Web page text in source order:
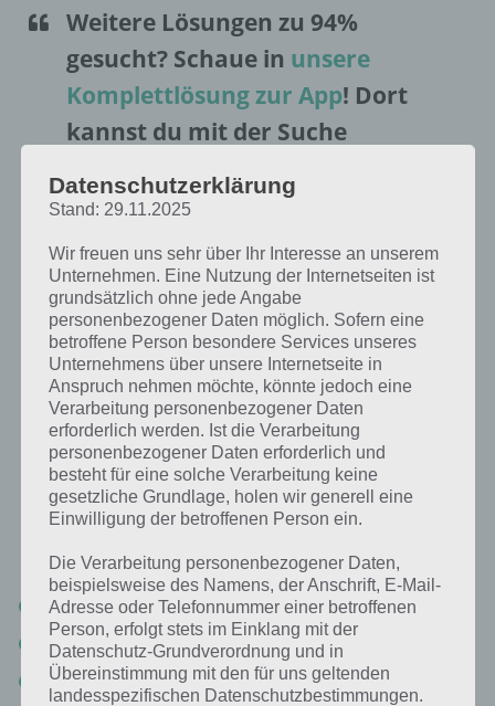
Weitere Lösungen zu 94%
gesucht? Schaue in unsere
Komplettlösung zur App! Dort
kannst du mit der Suche
Lösungen der über 100 Level
finden!
Da die Reihenfolge der Level in 94% bei jedem Spieler anders sind,
findest du nachfolgend die 94% Lösung zum Sachverhalt “Bild:
Wassergymnastik”.
Bild Wassergymnastik: Lösung für 94%
Nachfolgend findest du alle richtigen Antworten zum Sachverhalt
Bild: Wassergymnastik in der App 94%. Die Lösung ist dabei nach den
Prozent-Werten sortiert. Hier die 94% Lösung “Bild:
Wassergymnastik”:
Schwimmbad
Wassergymnastik
Trainer
Datenschutzerklärung
Stand: 29.11.2025
Wir freuen uns sehr über Ihr Interesse an unserem
Unternehmen. Eine Nutzung der Internetseiten ist
grundsätzlich ohne jede Angabe
personenbezogener Daten möglich. Sofern eine
betroffene Person besondere Services unseres
Unternehmens über unsere Internetseite in
Anspruch nehmen möchte, könnte jedoch eine
Verarbeitung personenbezogener Daten
erforderlich werden. Ist die Verarbeitung
personenbezogener Daten erforderlich und
besteht für eine solche Verarbeitung keine
gesetzliche Grundlage, holen wir generell eine
Einwilligung der betroffenen Person ein.
Die Verarbeitung personenbezogener Daten,
beispielsweise des Namens, der Anschrift, E-Mail-
Adresse oder Telefonnummer einer betroffenen
Person, erfolgt stets im Einklang mit der
Datenschutz-Grundverordnung und in
Übereinstimmung mit den für uns geltenden
landesspezifischen Datenschutzbestimmungen.